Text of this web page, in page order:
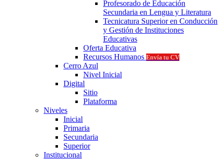
Profesorado de Educación
Secundaria en Lengua y Literatura
Tecnicatura Superior en Conducción
y Gestión de Instituciones
Educativas
Oferta Educativa
Recursos Humanos Envía tu CV
Cerro Azul
Nivel Inicial
Digital
Sitio
Plataforma
Niveles
Inicial
Primaria
Secundaria
Superior
Institucional